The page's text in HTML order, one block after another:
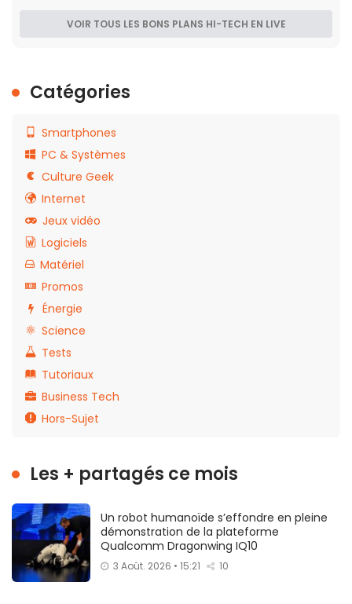
VOIR TOUS LES BONS PLANS HI-TECH EN LIVE
Catégories
Smartphones
PC & Systèmes
Culture Geek
Internet
Jeux vidéo
Logiciels
Matériel
Promos
Énergie
Science
Tests
Tutoriaux
Business Tech
Hors-Sujet
Les + partagés ce mois
Un robot humanoïde s’effondre en pleine
démonstration de la plateforme
Qualcomm Dragonwing IQ10
3 Août. 2026 • 15:21 10